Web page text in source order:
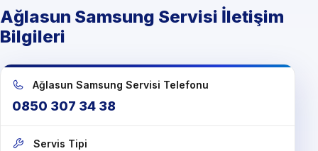
Ağlasun Samsung Servisi İletişim
Bilgileri
Ağlasun Samsung Servisi Telefonu
0850 307 34 38
Servis Tipi